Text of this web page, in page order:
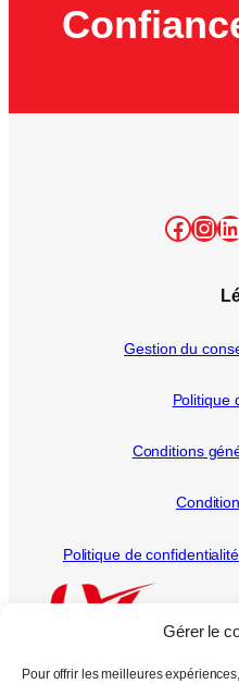
Gérer le
Pour offrir les meilleures
Gestion du
Politique
Conditions
Politique de